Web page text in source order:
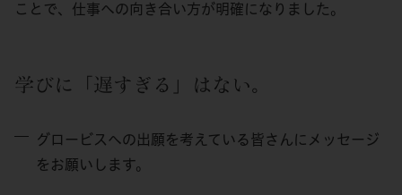
ことで、仕事への向き合い方が明確になりました。
学びに「遅すぎる」はない。
グロービスへの出願を考えている皆さんにメッセージ
をお願いします。